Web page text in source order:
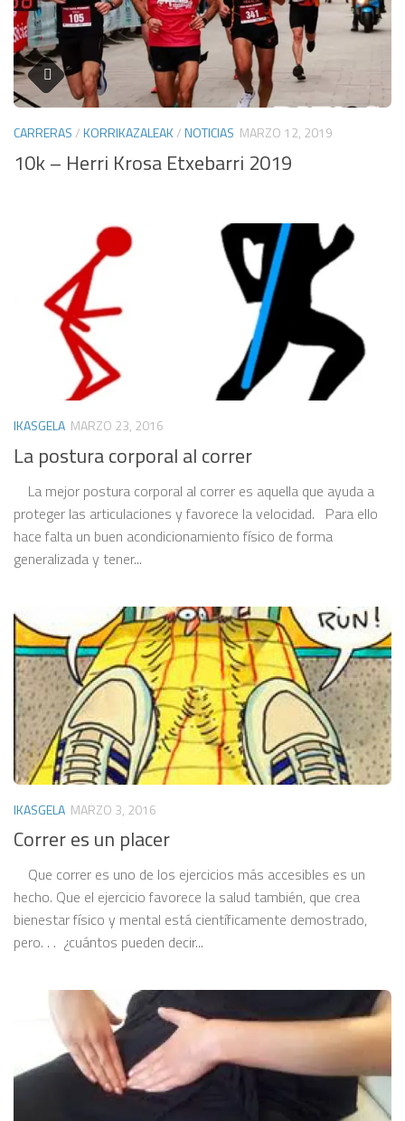
CARRERAS/KORRIKAZALEAK/NOTICIAS MARZO 12, 2019
10k – Herri Krosa Etxebarri 2019
IKASGELA MARZO 23, 2016
La postura corporal al correr
La mejor postura corporal al correr es aquella que ayuda a
proteger las articulaciones y favorece la velocidad. Para ello
hace falta un buen acondicionamiento físico de forma
generalizada y tener...
IKASGELA MARZO 3, 2016
Correr es un placer
Que correr es uno de los ejercicios más accesibles es un
hecho. Que el ejercicio favorece la salud también, que crea
bienestar físico y mental está científicamente demostrado,
pero. . . ¿cuántos pueden decir...